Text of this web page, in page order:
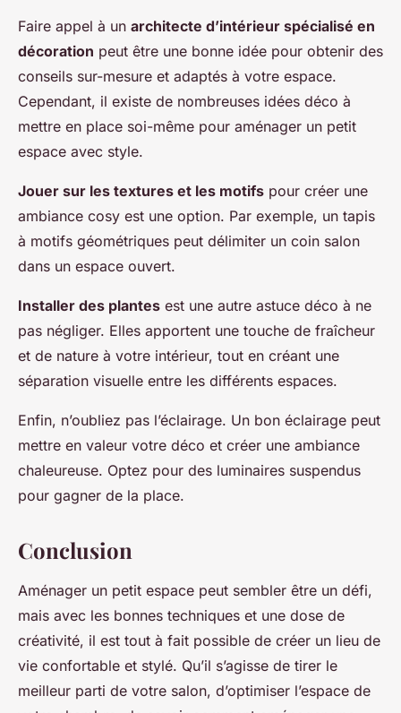
Faire appel à un architecte d’intérieur spécialisé en
décoration peut être une bonne idée pour obtenir des
conseils sur-mesure et adaptés à votre espace.
Cependant, il existe de nombreuses idées déco à
mettre en place soi-même pour aménager un petit
espace avec style.
Jouer sur les textures et les motifs pour créer une
ambiance cosy est une option. Par exemple, un tapis
à motifs géométriques peut délimiter un coin salon
dans un espace ouvert.
Installer des plantes est une autre astuce déco à ne
pas négliger. Elles apportent une touche de fraîcheur
et de nature à votre intérieur, tout en créant une
séparation visuelle entre les différents espaces.
Enfin, n’oubliez pas l’éclairage. Un bon éclairage peut
mettre en valeur votre déco et créer une ambiance
chaleureuse. Optez pour des luminaires suspendus
pour gagner de la place.
Conclusion
Aménager un petit espace peut sembler être un défi,
mais avec les bonnes techniques et une dose de
créativité, il est tout à fait possible de créer un lieu de
vie confortable et stylé. Qu’il s’agisse de tirer le
meilleur parti de votre salon, d’optimiser l’espace de